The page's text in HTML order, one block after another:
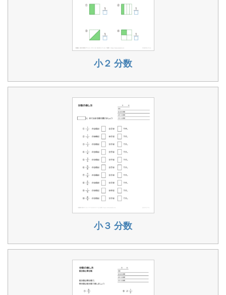
小２ 分数
小３ 分数